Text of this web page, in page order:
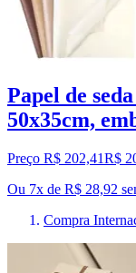
Papel de
50x35cm,
Preço R$ 202,41R$
Ou 7x de R$ 28,92
Compra